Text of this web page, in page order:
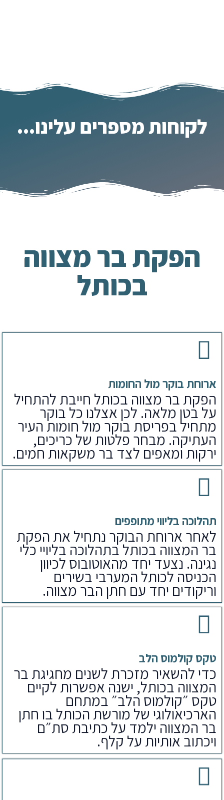
לקוחות מספרים עלינו...
הפקת בר מצווה
בכותל
ארוחת בוקר מול החומות
הפקת בר מצווה בכותל חייבת להתחיל
על בטן מלאה. לכן אצלנו כל בוקר
מתחיל בפריסת בוקר מול חומות העיר
העתיקה. מבחר פלטות של כריכים,
ירקות ומאפים לצד בר משקאות חמים.
תהלוכה בליווי מתופפים
לאחר ארוחת הבוקר נתחיל את הפקת
בר המצווה בכותל בתהלוכה בליויי כלי
נגינה. נצעד יחד מהאוטובוס לכיוון
הכניסה לכותל המערבי בשירים
וריקודים יחד עם חתן הבר מצווה.
טקס קולמוס הלב
כדי להשאיר מזכרת לשנים מחגיגת בר
המצווה בכותל, ישנה אפשרות לקיים
טקס ״קולמוס הלב״ במתחם
הארכיאולוגי של מורשת הכותל בו חתן
בר המצווה ילמד על כתיבת סת״ם
ויכתוב אותיות על קלף.